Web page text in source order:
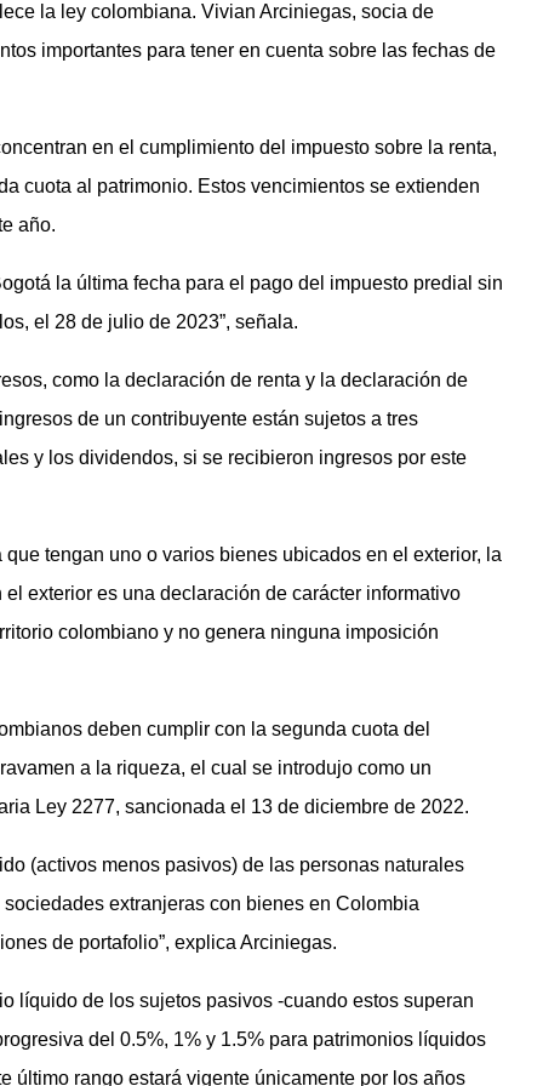
la ley colombiana. Vivian Arciniegas, socia de
importantes para tener en cuenta sobre las fechas de
en el cumplimiento del impuesto sobre la renta,
cuota al patrimonio. Estos vencimientos se extienden
año.
la última fecha para el pago del impuesto predial sin
el 28 de julio de 2023”, señala.
como la declaración de renta y la declaración de
de un contribuyente están sujetos a tres
y los dividendos, si se recibieron ingresos por este
tengan uno o varios bienes ubicados en el exterior, la
exterior es una declaración de carácter informativo
colombiano y no genera ninguna imposición
deben cumplir con la segunda cuota del
a la riqueza, el cual se introdujo como un
Ley 2277, sancionada el 13 de diciembre de 2022.
(activos menos pasivos) de las personas naturales
extranjeras con bienes en Colombia
de portafolio”, explica Arciniegas.
líquido de los sujetos pasivos -cuando estos superan
del 0.5%, 1% y 1.5% para patrimonios líquidos
último rango estará vigente únicamente por los años